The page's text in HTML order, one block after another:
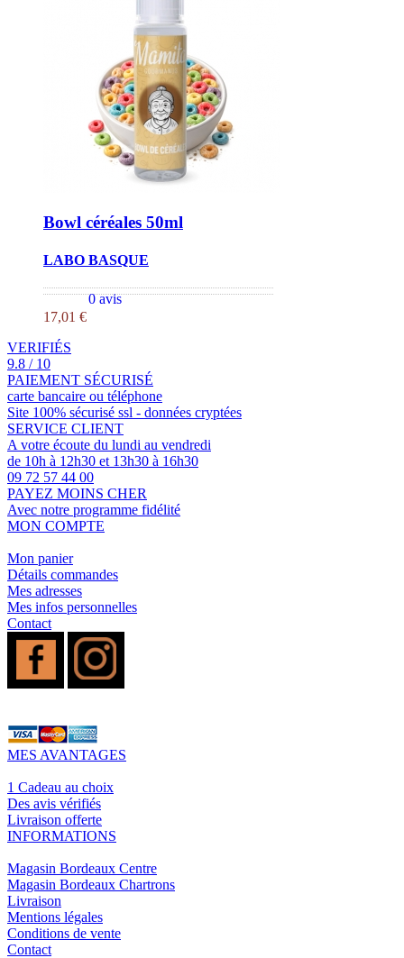
Bowl céréales 50ml
LABO BASQUE
0 avis
17,01 €
VERIFIÉS
9.8 / 10
PAIEMENT SÉCURISÉ
carte bancaire ou téléphone
Site 100% sécurisé ssl - données cryptées
SERVICE CLIENT
A votre écoute du lundi au vendredi
de 10h à 12h30 et 13h30 à 16h30
09 72 57 44 00
PAYEZ MOINS CHER
Avec notre programme fidélité
MON COMPTE
Mon panier
Détails commandes
Mes adresses
Mes infos personnelles
Contact
MES AVANTAGES
1 Cadeau au choix
Des avis vérifiés
Livraison offerte
INFORMATIONS
Magasin Bordeaux Centre
Magasin Bordeaux Chartrons
Livraison
Mentions légales
Conditions de vente
Contact